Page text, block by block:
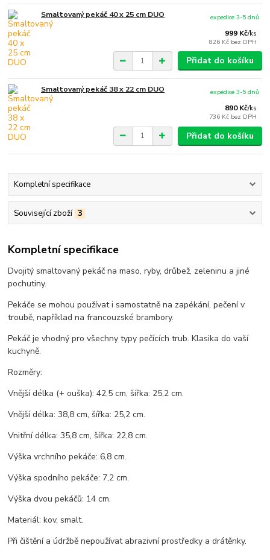
Smaltovaný pekáč 40 x 25 cm DUO
999 Kč/ks
826 Kč bez DPH
expedice 3-5 dnů
Přidat do košíku
Smaltovaný pekáč 38 x 22 cm DUO
890 Kč/ks
736 Kč bez DPH
expedice 3-5 dnů
Přidat do košíku
Kompletní specifikace
Související zboží 3
Kompletní specifikace
Dvojitý smaltovaný pekáč na maso, ryby, drůbež, zeleninu a jiné
pochutiny.
Pekáče se mohou používat i samostatně na zapékání, pečení v
troubě, například na francouzské brambory.
Pekáč je vhodný pro všechny typy pečících trub. Klasika do vaší
kuchyně.
Rozměry:
Vnější délka (+ ouška): 42,5 cm, šířka: 25,2 cm.
Vnější délka: 38,8 cm, šířka: 25,2 cm.
Vnitřní délka: 35,8 cm, šířka: 22,8 cm.
Výška vrchního pekáče: 6,8 cm.
Výška spodního pekáče: 7,2 cm.
Výška dvou pekáčů: 14 cm.
Materiál: kov, smalt.
Při čištění a údržbě nepoužívat abrazivní prostředky a drátěnky.